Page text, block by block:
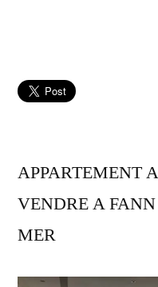
APPARTEMENT
VENDRE A
MER